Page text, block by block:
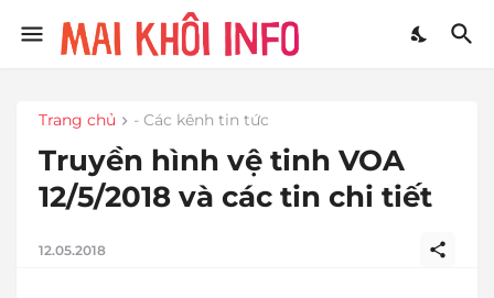
Trang chủ - Các kênh tin tức
Truyền hình vệ tinh VOA
12/5/2018 và các tin chi tiết
12.05.2018